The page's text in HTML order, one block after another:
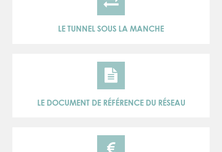
LE TUNNEL SOUS LA MANCHE
LE DOCUMENT DE RÉFÉRENCE DU RÉSEAU